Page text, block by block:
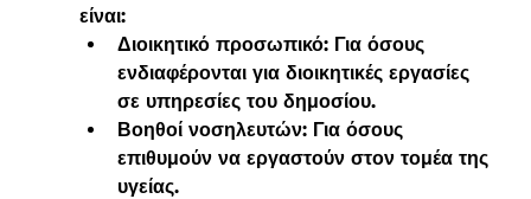
είναι:
Διοικητικό προσωπικό: Για όσους
ενδιαφέρονται για διοικητικές εργασίες
σε υπηρεσίες του δημοσίου.
Βοηθοί νοσηλευτών: Για όσους
επιθυμούν να εργαστούν στον τομέα της
υγείας.